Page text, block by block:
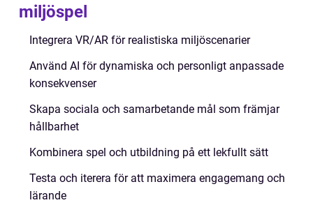
miljöspel
Integrera VR/AR för realistiska miljöscenarier
Använd AI för dynamiska och personligt anpassade
konsekvenser
Skapa sociala och samarbetande mål som främjar
hållbarhet
Kombinera spel och utbildning på ett lekfullt sätt
Testa och iterera för att maximera engagemang och
lärande